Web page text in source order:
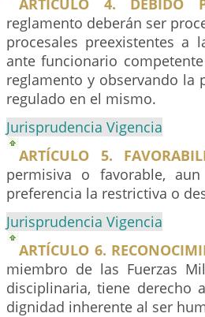
ARTÍCULO 4. DEBIDO
reglamento deberán ser
procesales preexistentes a
ante funcionario
reglamento y observando
regulado en el mismo.
Jurisprudencia Vigencia
ARTÍCULO 5.
permisiva o favorable,
preferencia la restrictiva o
Jurisprudencia Vigencia
ARTÍCULO 6.
miembro de las Fuerzas
disciplinaria, tiene derecho
dignidad inherente al ser